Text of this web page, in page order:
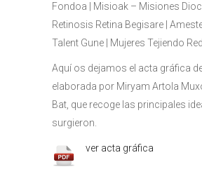
Fondoa | Misioak – Misiones
Retinosis Retina Begisare |
Talent Gune | Mujeres Tejiendo Red
Aquí os dejamos el acta gráfica
elaborada por Miryam Artola
Bat, que recoge las principales
surgieron.
ver acta gráfica